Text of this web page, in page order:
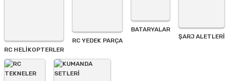
Gönder
RC HELİKOPTERLER
RC YEDEK PARÇA
BATARYALAR
ŞARJ ALETLERI